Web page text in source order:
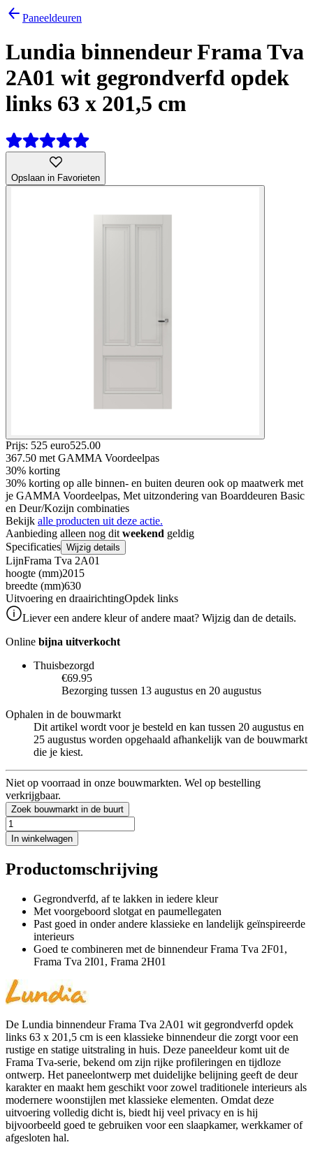
Paneeldeuren
Lundia binnendeur Frama Tva
2A01 wit gegrondverfd opdek
links 63 x 201,5 cm
Opslaan in Favorieten
Prijs: 525 euro525.00
367.50 met GAMMA Voordeelpas
30% korting
30% korting op alle binnen- en buiten deuren ook op maatwerk met
je GAMMA Voordeelpas, Met uitzondering van Boarddeuren Basic
en Deur/Kozijn combinaties
Bekijk alle producten uit deze actie.
Aanbieding alleen nog dit weekend geldig
Specificaties Wijzig details
LijnFrama Tva 2A01
hoogte (mm)2015
breedte (mm)630
Uitvoering en draairichtingOpdek links
Liever een andere kleur of andere maat? Wijzig dan de details.
Online bijna uitverkocht
Thuisbezorgd
€69.95
Bezorging tussen 13 augustus en 20 augustus
Ophalen in de bouwmarkt
Dit artikel wordt voor je besteld en kan tussen 20 augustus en
25 augustus worden opgehaald afhankelijk van de bouwmarkt
die je kiest.
Niet op voorraad in onze bouwmarkten. Wel op bestelling
verkrijgbaar.
Zoek bouwmarkt in de buurt
In winkelwagen
Productomschrijving
Gegrondverfd, af te lakken in iedere kleur
Met voorgeboord slotgat en paumellegaten
Past goed in onder andere klassieke en landelijk geïnspireerde
interieurs
Goed te combineren met de binnendeur Frama Tva 2F01,
Frama Tva 2I01, Frama 2H01
De Lundia binnendeur Frama Tva 2A01 wit gegrondverfd opdek
links 63 x 201,5 cm is een klassieke binnendeur die zorgt voor een
rustige en statige uitstraling in huis. Deze paneeldeur komt uit de
Frama Tva-serie, bekend om zijn rijke profileringen en tijdloze
ontwerp. Het paneelontwerp met duidelijke belijning geeft de deur
karakter en maakt hem geschikt voor zowel traditionele interieurs als
modernere woonstijlen met klassieke elementen. Omdat deze
uitvoering volledig dicht is, biedt hij veel privacy en is hij
bijvoorbeeld goed te gebruiken voor een slaapkamer, werkkamer of
afgesloten hal.